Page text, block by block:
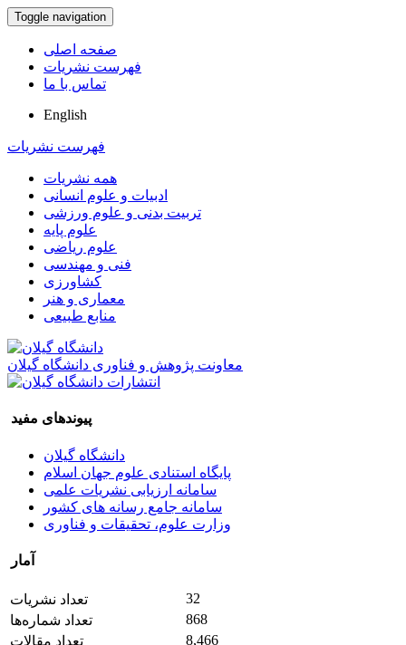
Toggle navigation
صفحه اصلی
فهرست نشریات
تماس با ما
English
فهرست نشریات
همه نشریات
ادبیات و علوم انسانی
تربیت بدنی و علوم ورزشی
علوم پایه
علوم ریاضی
فنی و مهندسی
کشاورزی
معماری و هنر
منابع طبیعی
معاونت پژوهش و فناوری دانشگاه گیلان
پیوندهای مفید
دانشگاه گیلان
پایگاه استنادی علوم جهان اسلام
سامانه ارزیابی نشریات علمی
سامانه جامع رسانه های کشور
وزارت علوم، تحقیقات و فناوری
آمار
تعداد نشریات
32
تعداد شماره‌ها
868
تعداد مقالات
8,466